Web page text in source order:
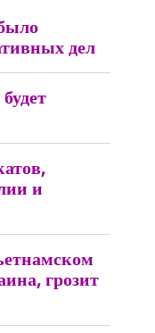
дел
и
грозит